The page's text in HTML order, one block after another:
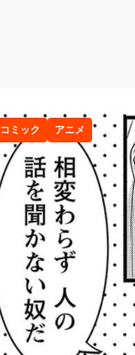
コミック アニメ